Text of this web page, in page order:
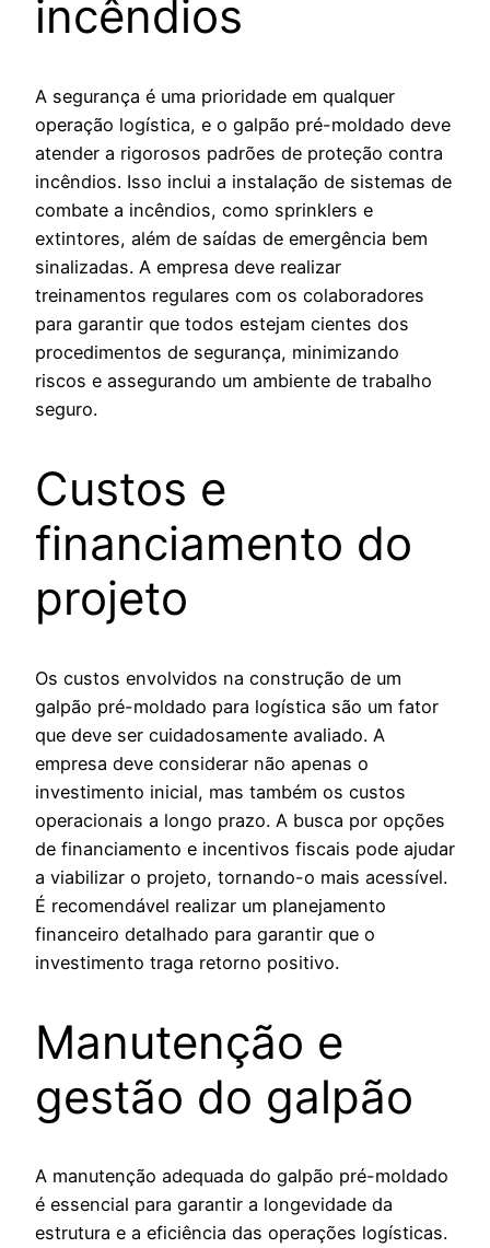
incêndios
A segurança é uma prioridade em qualquer
operação logística, e o galpão pré-moldado deve
atender a rigorosos padrões de proteção contra
incêndios. Isso inclui a instalação de sistemas de
combate a incêndios, como sprinklers e
extintores, além de saídas de emergência bem
sinalizadas. A empresa deve realizar
treinamentos regulares com os colaboradores
para garantir que todos estejam cientes dos
procedimentos de segurança, minimizando
riscos e assegurando um ambiente de trabalho
seguro.
Custos e
financiamento do
projeto
Os custos envolvidos na construção de um
galpão pré-moldado para logística são um fator
que deve ser cuidadosamente avaliado. A
empresa deve considerar não apenas o
investimento inicial, mas também os custos
operacionais a longo prazo. A busca por opções
de financiamento e incentivos fiscais pode ajudar
a viabilizar o projeto, tornando-o mais acessível.
É recomendável realizar um planejamento
financeiro detalhado para garantir que o
investimento traga retorno positivo.
Manutenção e
gestão do galpão
A manutenção adequada do galpão pré-moldado
é essencial para garantir a longevidade da
estrutura e a eficiência das operações logísticas.